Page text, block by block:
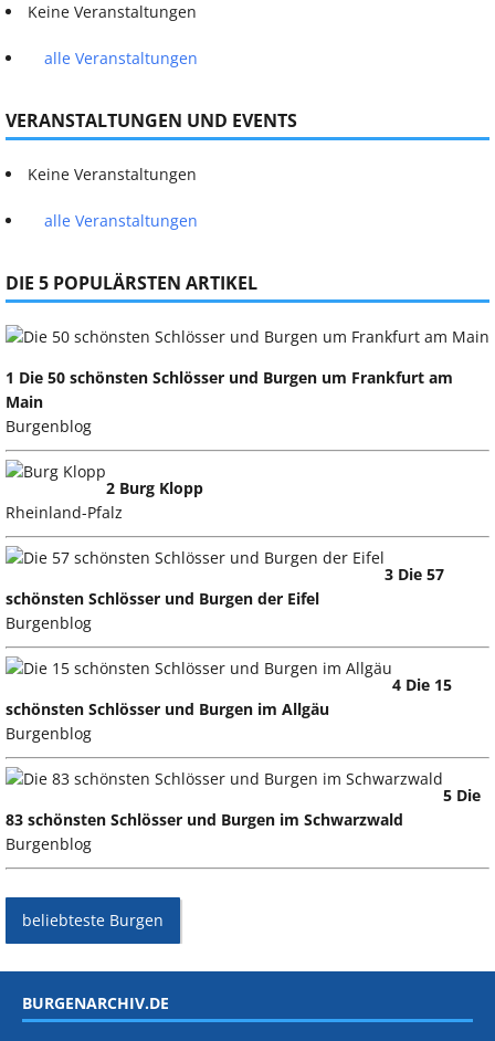
Keine Veranstaltungen
alle Veranstaltungen
VERANSTALTUNGEN UND EVENTS
Keine Veranstaltungen
alle Veranstaltungen
DIE 5 POPULÄRSTEN ARTIKEL
1 Die 50 schönsten Schlösser und Burgen um Frankfurt am
Main
Burgenblog
2 Burg Klopp
Rheinland-Pfalz
3 Die 57
schönsten Schlösser und Burgen der Eifel
Burgenblog
4 Die 15
schönsten Schlösser und Burgen im Allgäu
Burgenblog
5 Die
83 schönsten Schlösser und Burgen im Schwarzwald
Burgenblog
beliebteste Burgen
BURGENARCHIV.DE